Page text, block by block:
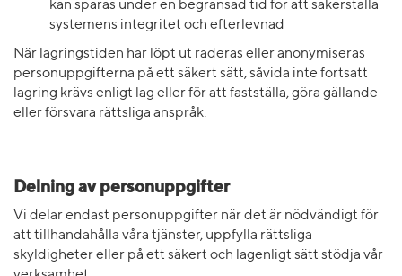
kan sparas under en begränsad tid för att säkerställa
systemens integritet och efterlevnad
När lagringstiden har löpt ut raderas eller anonymiseras
personuppgifterna på ett säkert sätt, såvida inte fortsatt
lagring krävs enligt lag eller för att fastställa, göra gällande
eller försvara rättsliga anspråk.
Delning av personuppgifter
Vi delar endast personuppgifter när det är nödvändigt för
att tillhandahålla våra tjänster, uppfylla rättsliga
skyldigheter eller på ett säkert och lagenligt sätt stödja vår